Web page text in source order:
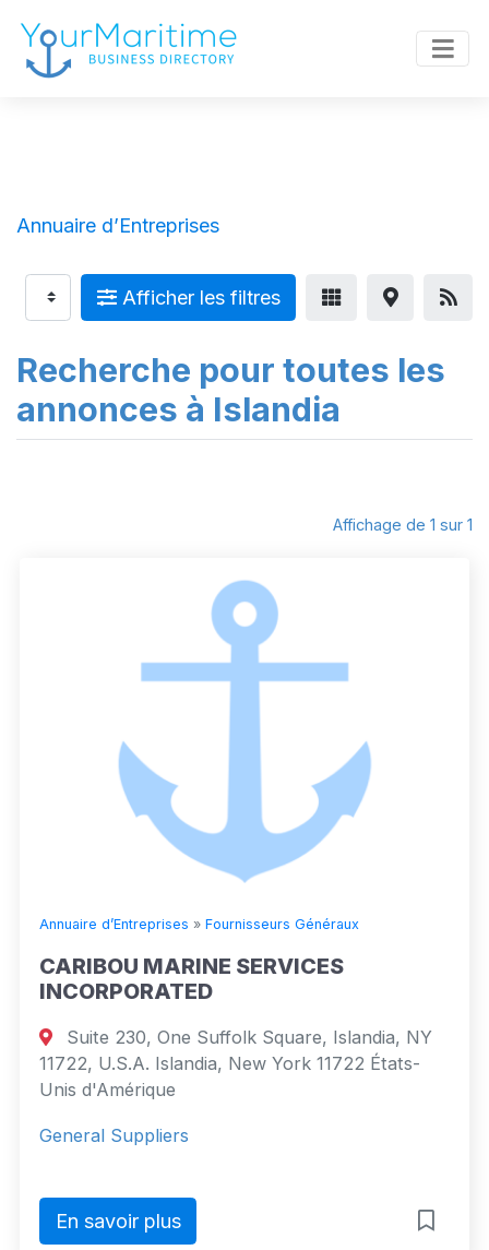
Annuaire d’Entreprises
Afficher les filtres
Recherche pour toutes les
annonces à Islandia
Affichage de 1 sur 1
Annuaire d’Entreprises » Fournisseurs Généraux
CARIBOU MARINE SERVICES
INCORPORATED
Suite 230, One Suffolk Square, Islandia, NY
11722, U.S.A. Islandia, New York 11722 États-
Unis d'Amérique
General Suppliers
En savoir plus